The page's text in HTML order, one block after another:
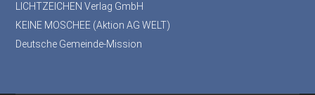
LICHTZEICHEN Verlag GmbH
KEINE MOSCHEE (Aktion AG WELT)
Deutsche Gemeinde-Mission